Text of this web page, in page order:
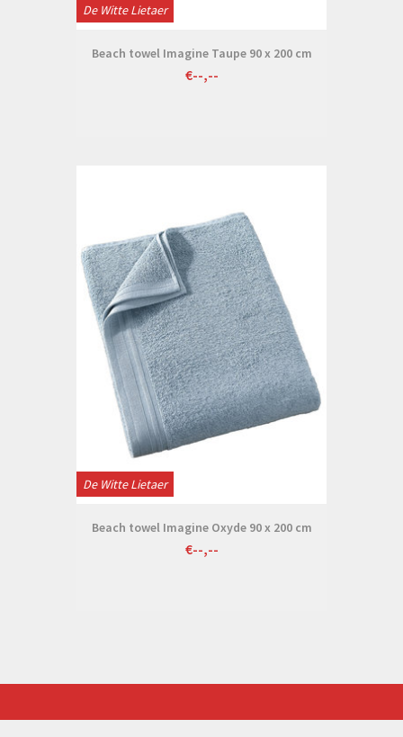
De Witte Lietaer
Beach towel Imagine Taupe 90 x 200 cm
€--,--
De Witte Lietaer
Beach towel Imagine Oxyde 90 x 200 cm
€--,--